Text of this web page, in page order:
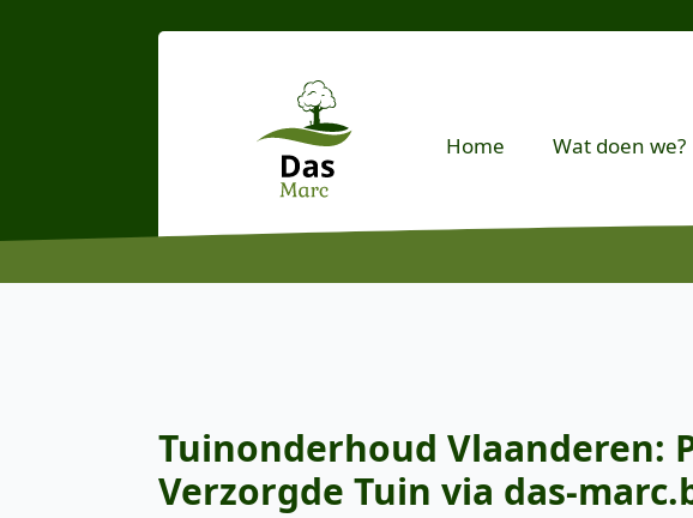
Home Wat doen we?
Tuinonderhoud Vlaanderen:
Verzorgde Tuin via das-